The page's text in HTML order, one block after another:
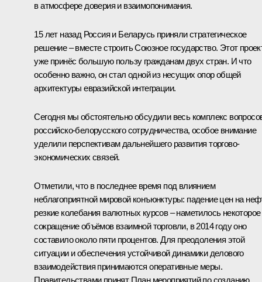
в атмосфере доверия и взаимопонимания.
15 лет назад Россия и Беларусь приняли стратегическое
решение – вместе строить Союзное государство. Этот
уже принёс большую пользу гражданам двух стран. И что
особенно важно, он стал одной из несущих опор общей
архитектуры евразийской интеграции.
Сегодня мы обстоятельно обсудили весь комплекс
российско-белорусского сотрудничества, особое внимание
уделили перспективам дальнейшего развития торгово-
экономических связей.
Отметили, что в последнее время под влиянием
неблагоприятной мировой конъюнктуры: падение цен на
резкие колебания валютных курсов – наметилось некоторое
сокращение объёмов взаимной торговли, в 2014 году оно
составило около пяти процентов. Для преодоления этой
ситуации и обеспечения устойчивой динамики делового
взаимодействия принимаются оперативные меры.